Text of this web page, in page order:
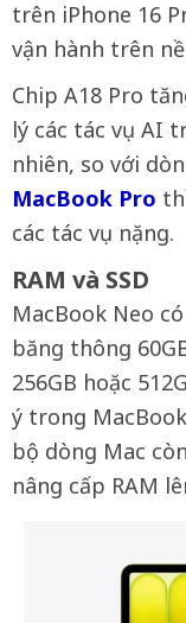
trên iPhone 16
vận hành trên
Chip A18 Pro
lý các tác vụ AI
nhiên, so với
MacBook Pro
các tác vụ nặng.
RAM và SSD
MacBook Neo
băng thông
256GB hoặc
ý trong
bộ dòng Mac
nâng cấp RAM